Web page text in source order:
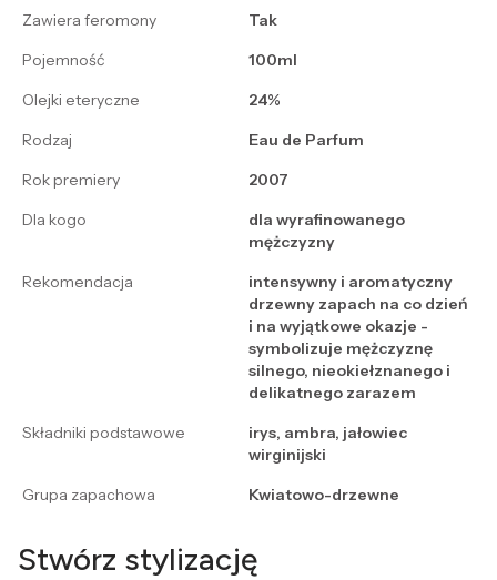
Zawiera feromony
Tak
Pojemność
100ml
Olejki eteryczne
24%
Rodzaj
Eau de Parfum
Rok premiery
2007
Dla kogo
dla wyrafinowanego
mężczyzny
Rekomendacja
intensywny i aromatyczny
drzewny zapach na co dzień
i na wyjątkowe okazje -
symbolizuje mężczyznę
silnego, nieokiełznanego i
delikatnego zarazem
Składniki podstawowe
irys, ambra, jałowiec
wirginijski
Grupa zapachowa
Kwiatowo-drzewne
Stwórz stylizację